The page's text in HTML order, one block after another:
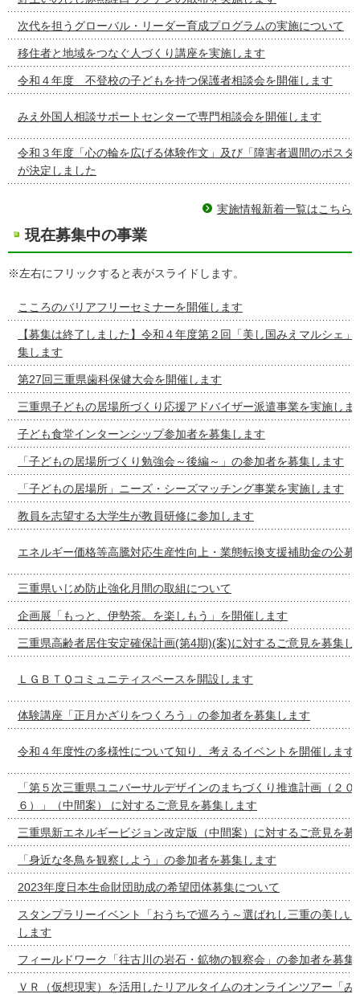
次代を担うグローバル・リーダー育成プログラムの実施について
移住者と地域をつなぐ人づくり講座を実施します
令和４年度 不登校の子どもを持つ保護者相談会を開催します
みえ外国人相談サポートセンターで専門相談会を開催します
令和３年度「心の輪を広げる体験作文」及び「障害者週間のポスタ
が決定しました
実施情報新着一覧はこちら
現在募集中の事業
※左右にフリックすると表がスライドします。
こころのバリアフリーセミナーを開催します
【募集は終了しました】令和４年度第２回「美し国みえマルシェ
集します
第27回三重県歯科保健大会を開催します
三重県子どもの居場所づくり応援アドバイザー派遣事業を実施しま
子ども食堂インターンシップ参加者を募集します
「子どもの居場所づくり勉強会～後編～」の参加者を募集します
「子どもの居場所」ニーズ・シーズマッチング事業を実施します
教員を志望する大学生が教員研修に参加します
エネルギー価格等高騰対応生産性向上・業態転換支援補助金の公募
三重県いじめ防止強化月間の取組について
企画展「もっと、伊勢茶。を楽しもう」を開催します
三重県高齢者居住安定確保計画(第4期)(案)に対するご意見を募集し
ＬＧＢＴＱコミュニティスペースを開設します
体験講座「正月かざりをつくろう」の参加者を募集します
令和４年度性の多様性について知り、考えるイベントを開催します
「第５次三重県ユニバーサルデザインのまちづくり推進計画（２０
６）」（中間案） に対するご意見を募集します
三重県新エネルギービジョン改定版（中間案）に対するご意見を募
「身近な冬鳥を観察しよう」の参加者を募集します
2023年度日本生命財団助成の希望団体募集について
スタンプラリーイベント「おうちで巡ろう～選ばれし三重の美しい
します
フィールドワーク「往古川の岩石・鉱物の観察会」の参加者を募集
ＶＲ（仮想現実）を活用したリアルタイムのオンラインツアー「み